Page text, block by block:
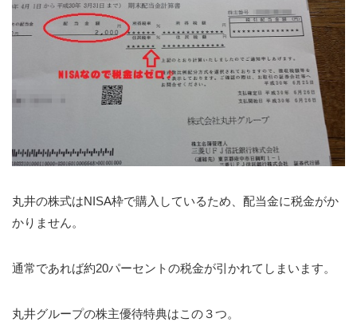
丸井の株式はNISA枠で購入しているため、配当金に税金がか
かりません。
通常であれば約20パーセントの税金が引かれてしまいます。
丸井グループの株主優待特典はこの３つ。